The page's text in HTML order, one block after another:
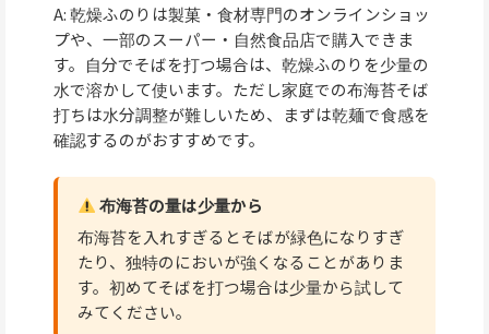
A: 乾燥ふのりは製菓・食材専門のオンラインショッ
プや、一部のスーパー・自然食品店で購入できま
す。自分でそばを打つ場合は、乾燥ふのりを少量の
水で溶かして使います。ただし家庭での布海苔そば
打ちは水分調整が難しいため、まずは乾麺で食感を
確認するのがおすすめです。
布海苔の量は少量から
布海苔を入れすぎるとそばが緑色になりすぎ
たり、独特のにおいが強くなることがありま
す。初めてそばを打つ場合は少量から試して
みてください。